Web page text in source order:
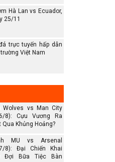
Hà Lan vs Ecuador,
25/11
trực tuyến hấp dẫn
Việt Nam
Wolves vs Man City
8): Cựu Vương Ra
Qua Khủng Hoảng?
MU vs Arsenal
8): Đại Chiến Khai
Đợi Bữa Tiệc Bàn